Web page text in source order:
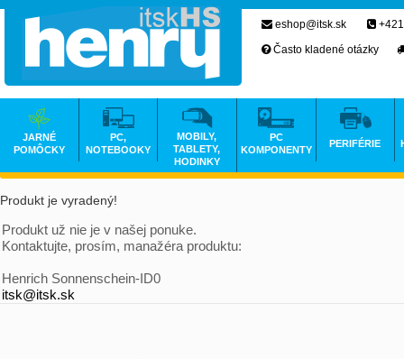
Produkt je vyradený!
Produkt už nie je v našej ponuke.
Kontaktujte, prosím, manažéra produktu:
Henrich Sonnenschein-ID0
itsk@itsk.sk
eshop@itsk.sk
Často kladené otázky
JARNÉ
POMÔCKY
PC,
NOTEBOOKY
MOBILY,
TABLETY,
HODINKY
PC
KOMPONENTY
PERIFÉRIE